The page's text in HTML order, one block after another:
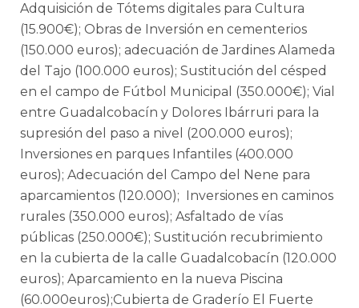
Adquisición de Tótems digitales para Cultura
(15.900€); Obras de Inversión en cementerios
(150.000 euros); adecuación de Jardines Alameda
del Tajo (100.000 euros); Sustitución del césped
en el campo de Fútbol Municipal (350.000€); Vial
entre Guadalcobacín y Dolores Ibárruri para la
supresión del paso a nivel (200.000 euros);
Inversiones en parques Infantiles (400.000
euros); Adecuación del Campo del Nene para
aparcamientos (120.000); Inversiones en caminos
rurales (350.000 euros); Asfaltado de vías
públicas (250.000€); Sustitución recubrimiento
en la cubierta de la calle Guadalcobacín (120.000
euros); Aparcamiento en la nueva Piscina
(60.000euros);Cubierta de Graderío El Fuerte